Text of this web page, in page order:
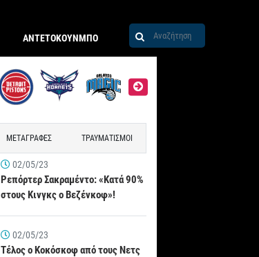
ΑΝΤΕΤΟΚΟΥΝΜΠΟ
ΜΕΤΑΓΡΑΦΕΣ ΤΡΑΥΜΑΤΙΣΜΟΙ
02/05/23
Ρεπόρτερ Σακραμέντο: «Κατά 90%
στους Κινγκς ο Βεζένκοφ»!
02/05/23
Τέλος ο Κοκόσκοφ από τους Νετς